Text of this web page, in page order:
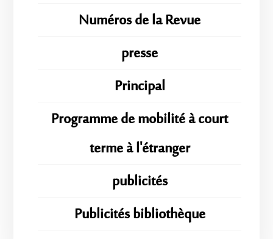
Numéros de la Revue
presse
Principal
Programme de mobilité à court
terme à l'étranger
publicités
Publicités bibliothèque